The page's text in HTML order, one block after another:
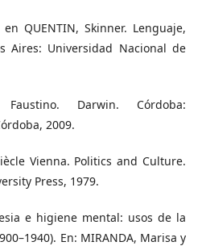
QUENTIN, Skinner. Lenguaje,
Aires: Universidad Nacional de
Faustino. Darwin. Córdoba:
2009.
Vienna. Politics and Culture.
Press, 1979.
e higiene mental: usos de la
En: MIRANDA, Marisa y